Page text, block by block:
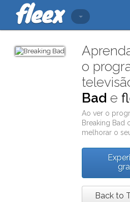
o
Bad e
Ao ver o
Breaking Bad
melhorar o
Back to